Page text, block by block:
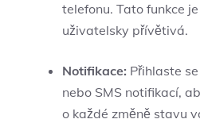
telefonu. Tato funkce
uživatelsky přívětivá.
Notifikace: Přihlaste
nebo SMS notifikací,
o každé změně stavu